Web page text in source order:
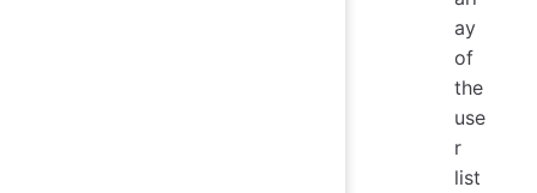
ay
of
the
use
r
list